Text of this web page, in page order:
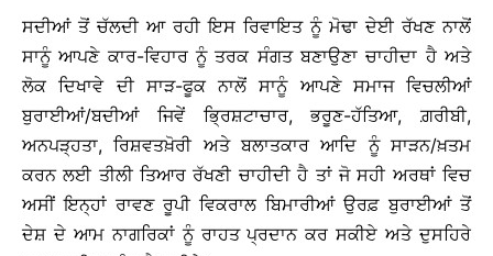
ਸਦੀਆਂ ਤੋਂ ਚੱਲਦੀ ਆ ਰਹੀ ਇਸ ਰਿਵਾਇਤ ਨੂੰ ਮੋਢਾ ਦੇਈ ਰੱਖਣ ਨਾਲੋਂ
ਸਾਨੂੰ ਆਪਣੇ ਕਾਰ-ਵਿਹਾਰ ਨੂੰ ਤਰਕ ਸੰਗਤ ਬਣਾਉਣਾ ਚਾਹੀਦਾ ਹੈ ਅਤੇ
ਲੋਕ ਦਿਖਾਵੇ ਦੀ ਸਾੜ-ਫੂਕ ਨਾਲੋਂ ਸਾਨੂੰ ਆਪਣੇ ਸਮਾਜ ਵਿਚਲੀਆਂ
ਬੁਰਾਈਆਂ/ਬਦੀਆਂ ਜਿਵੇਂ ਭਿ੍ਰਸ਼ਟਾਚਾਰ, ਭਰੂਣ-ਹੱਤਿਆ, ਗ਼ਰੀਬੀ,
ਅਨਪੜ੍ਹਤਾ, ਰਿਸ਼ਵਤਖ਼ੋਰੀ ਅਤੇ ਬਲਾਤਕਾਰ ਆਦਿ ਨੂੰ ਸਾੜਨ/ਖ਼ਤਮ
ਕਰਨ ਲਈ ਤੀਲੀ ਤਿਆਰ ਰੱਖਣੀ ਚਾਹੀਦੀ ਹੈ ਤਾਂ ਜੋ ਸਹੀ ਅਰਥਾਂ ਵਿਚ
ਅਸੀਂ ਇਨ੍ਹਾਂ ਰਾਵਣ ਰੂਪੀ ਵਿਕਰਾਲ ਬਿਮਾਰੀਆਂ ਉਰਫ਼ ਬੁਰਾਈਆਂ ਤੋਂ
ਦੇਸ਼ ਦੇ ਆਮ ਨਾਗਰਿਕਾਂ ਨੂੰ ਰਾਹਤ ਪ੍ਰਦਾਨ ਕਰ ਸਕੀਏ ਅਤੇ ਦੁਸਹਿਰੇ